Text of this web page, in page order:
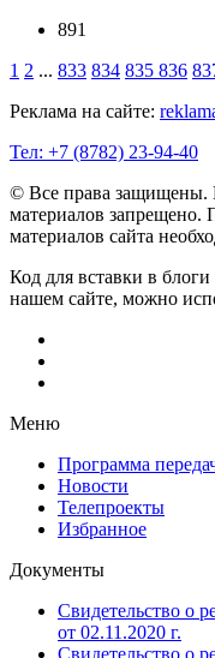
891
1 2 ... 833 834 835 836
Реклама на сайте:
Тел: +7 (8782) 23‑94‑40
© Все права защищены.
материалов запрещено.
материалов сайта
Код для вставки в
нашем сайте, можно
Меню
Программа
Новости
Телепроекты
Избранное
Документы
Свидетельство о
от 02.11.2020 г.
Свидетельство о